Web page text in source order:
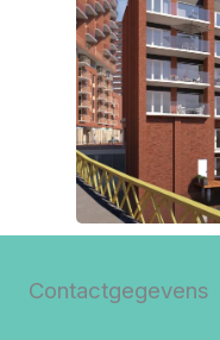
Contactgegevens